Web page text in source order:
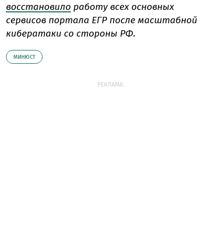
восстановило работу всех основных
сервисов портала ЕГР после масштабной
кибератаки со стороны РФ.
МИНЮСТ
РЕКЛАМА: